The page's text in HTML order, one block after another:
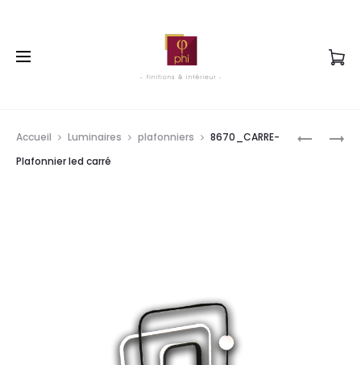
PORTE
Accueil Luminaires plafonniers
8670_CARRE-
Plafonnier led carré